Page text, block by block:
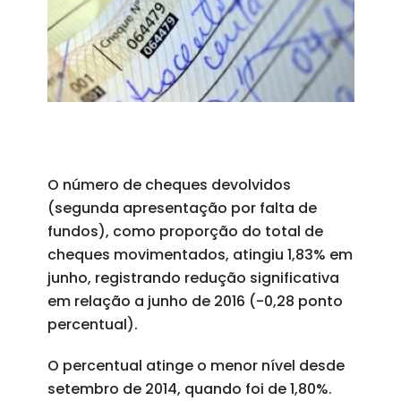
O número de cheques devolvidos
(segunda apresentação por falta de
fundos), como proporção do total de
cheques movimentados, atingiu 1,83% em
junho, registrando redução significativa
em relação a junho de 2016 (-0,28 ponto
percentual).
O percentual atinge o menor nível desde
setembro de 2014, quando foi de 1,80%.